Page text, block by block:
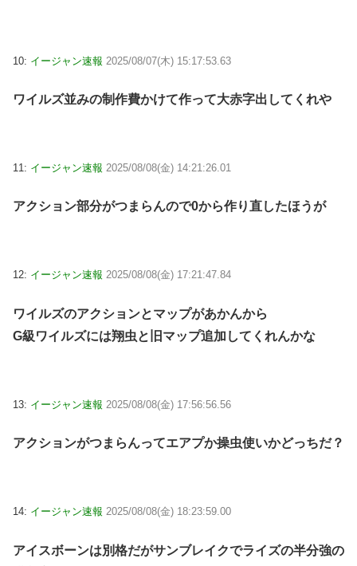
10: イージャン速報 2025/08/07(木) 15:17:53.63
ワイルズ並みの制作費かけて作って大赤字出してくれや
11: イージャン速報 2025/08/08(金) 14:21:26.01
アクション部分がつまらんので0から作り直したほうが
12: イージャン速報 2025/08/08(金) 17:21:47.84
ワイルズのアクションとマップがあかんから
G級ワイルズには翔虫と旧マップ追加してくれんかな
13: イージャン速報 2025/08/08(金) 17:56:56.56
アクションがつまらんってエアプか操虫使いかどっちだ？
14: イージャン速報 2025/08/08(金) 18:23:59.00
アイスボーンは別格だがサンブレイクでライズの半分強の